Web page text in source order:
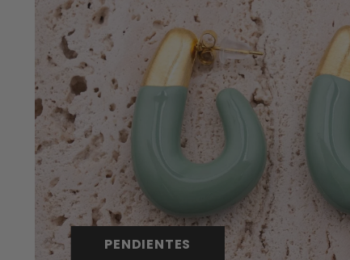
PENDIENTES